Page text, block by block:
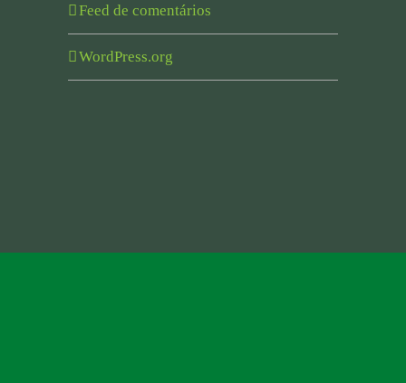
Feed de comentários
WordPress.org